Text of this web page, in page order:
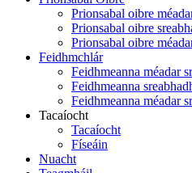
Prionsabal oibre
Prionsabal oibre
Prionsabal oibre
Feidhmchlár
Feidhmeanna méadar
Feidhmeanna
Feidhmeanna méadar
Tacaíocht
Tacaíocht
Físeáin
Nuacht